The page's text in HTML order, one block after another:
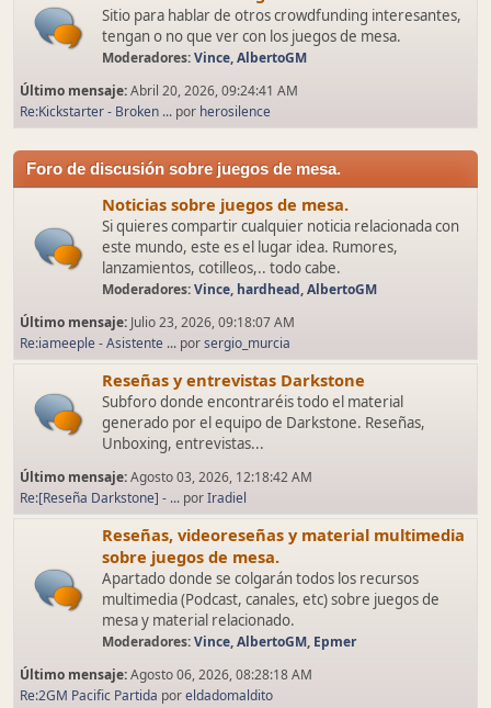
Sitio para hablar de otros crowdfunding interesantes,
tengan o no que ver con los juegos de mesa.
Moderadores:Vince,AlbertoGM
Último mensaje:Abril 20, 2026, 09:24:41 AM
Re:Kickstarter - Broken ... por herosilence
Foro de discusión sobre juegos de mesa.
Noticias sobre juegos de mesa.
Si quieres compartir cualquier noticia relacionada con
este mundo, este es el lugar idea. Rumores,
lanzamientos, cotilleos,.. todo cabe.
Moderadores:Vince, hardhead,AlbertoGM
Último mensaje: Julio 23, 2026, 09:18:07 AM
Re:iameeple - Asistente ... porsergio_murcia
Reseñas y entrevistas Darkstone
Subforo donde encontraréis todo el material
generado por el equipo de Darkstone. Reseñas,
Unboxing, entrevistas...
Último mensaje:Agosto 03, 2026, 12:18:42 AM
Re:[Reseña Darkstone] - ... porIradiel
Reseñas, videoreseñas y material multimedia
sobre juegos de mesa.
Apartado donde se colgarán todos los recursos
multimedia (Podcast, canales, etc) sobre juegos de
mesa y material relacionado.
Moderadores:Vince,AlbertoGM, Epmer
Último mensaje:Agosto 06, 2026, 08:28:18 AM
Re:2GM Pacific Partida poreldadomaldito